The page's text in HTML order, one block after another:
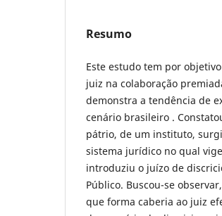
Resumo
Este estudo tem por
juiz na colaboração
demonstra a tendência de
cenário brasileiro .
pátrio, de um instituto,
sistema jurídico no qual
introduziu o juízo de
Público. Buscou-se
que forma caberia ao juiz